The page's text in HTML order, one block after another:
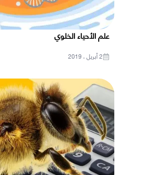
علم الأحياء الخلوي
2 أبريل ، 2019